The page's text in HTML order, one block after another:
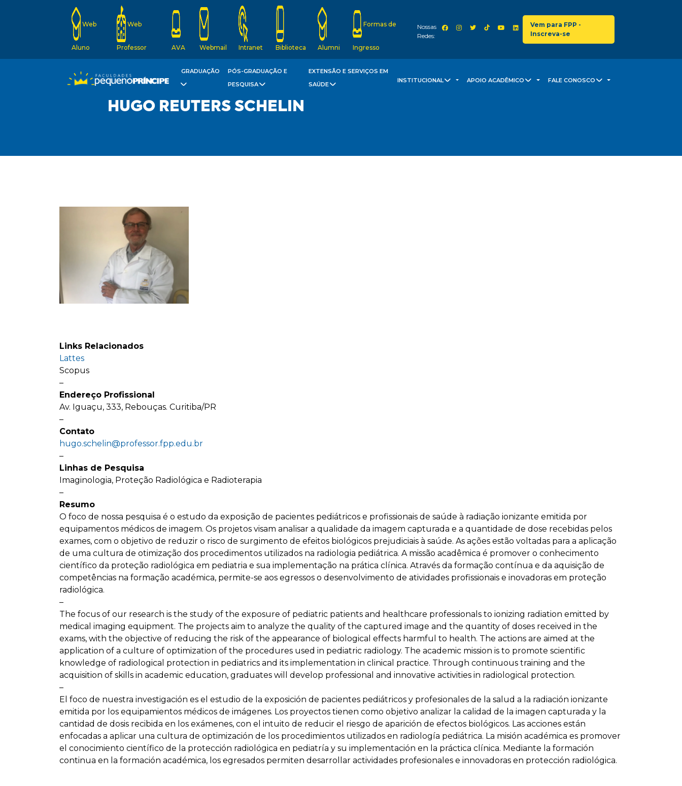
Web
Aluno
Web
Professor AVA Webmail Intranet Biblioteca Alumni
Formas de
Ingresso
Nossas
Redes:
Vem para FPP -
Inscreva-se
GRADUAÇÃO
PÓS-GRADUAÇÃO E
PESQUISA
EXTENSÃO E SERVIÇOS EM
SAÚDE
INSTITUCIONAL APOIO ACADÊMICO FALE CONOSCO
HUGO REUTERS SCHELIN
Links Relacionados
Lattes
Scopus
–
Endereço Profissional
Av. Iguaçu, 333, Rebouças. Curitiba/PR
–
Contato
hugo.schelin@professor.fpp.edu.br
–
Linhas de Pesquisa
Imaginologia, Proteção Radiológica e Radioterapia
–
Resumo
O foco de nossa pesquisa é o estudo da exposição de pacientes pediátricos e profissionais de saúde à radiação ionizante emitida por
equipamentos médicos de imagem. Os projetos visam analisar a qualidade da imagem capturada e a quantidade de dose recebidas pelos
exames, com o objetivo de reduzir o risco de surgimento de efeitos biológicos prejudiciais à saúde. As ações estão voltadas para a aplicação
de uma cultura de otimização dos procedimentos utilizados na radiologia pediátrica. A missão acadêmica é promover o conhecimento
científico da proteção radiológica em pediatria e sua implementação na prática clínica. Através da formação contínua e da aquisição de
competências na formação académica, permite-se aos egressos o desenvolvimento de atividades profissionais e inovadoras em proteção
radiológica.
–
The focus of our research is the study of the exposure of pediatric patients and healthcare professionals to ionizing radiation emitted by
medical imaging equipment. The projects aim to analyze the quality of the captured image and the quantity of doses received in the
exams, with the objective of reducing the risk of the appearance of biological effects harmful to health. The actions are aimed at the
application of a culture of optimization of the procedures used in pediatric radiology. The academic mission is to promote scientific
knowledge of radiological protection in pediatrics and its implementation in clinical practice. Through continuous training and the
acquisition of skills in academic education, graduates will develop professional and innovative activities in radiological protection.
–
El foco de nuestra investigación es el estudio de la exposición de pacientes pediátricos y profesionales de la salud a la radiación ionizante
emitida por los equipamientos médicos de imágenes. Los proyectos tienen como objetivo analizar la calidad de la imagen capturada y la
cantidad de dosis recibida en los exámenes, con el intuito de reducir el riesgo de aparición de efectos biológicos. Las acciones están
enfocadas a aplicar una cultura de optimización de los procedimientos utilizados en radiología pediátrica. La misión académica es promover
el conocimiento científico de la protección radiológica en pediatría y su implementación en la práctica clínica. Mediante la formación
continua en la formación académica, los egresados permiten desarrollar actividades profesionales e innovadoras en protección radiológica.